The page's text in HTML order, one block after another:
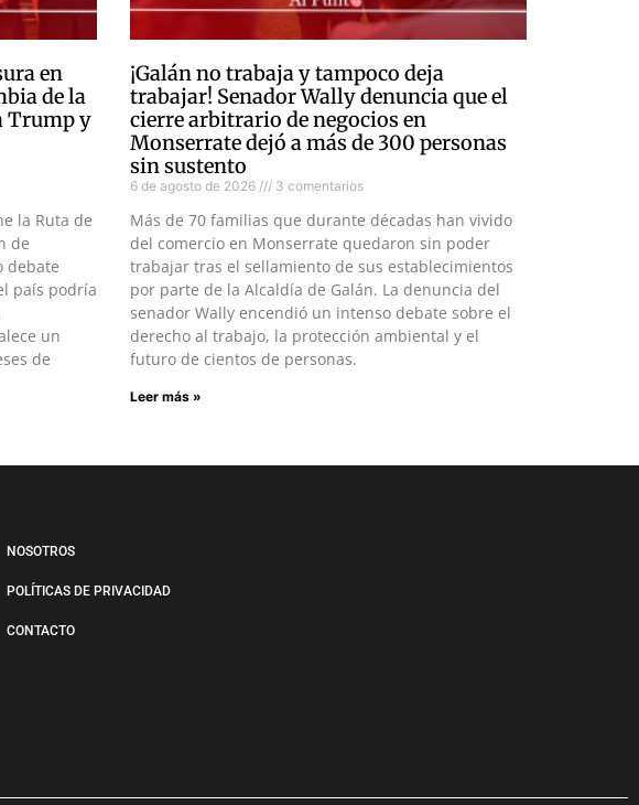
en
de la
Trump y
la Ruta de
de
debate
país podría
un
de
¡Galán no trabaja y tampoco deja
trabajar! Senador Wally denuncia que el
cierre arbitrario de negocios en
Monserrate dejó a más de 300 personas
sin sustento
6 de agosto de 2026 3 comentarios
Más de 70 familias que durante décadas han vivido
del comercio en Monserrate quedaron sin poder
trabajar tras el sellamiento de sus establecimientos
por parte de la Alcaldía de Galán. La denuncia del
senador Wally encendió un intenso debate sobre el
derecho al trabajo, la protección ambiental y el
futuro de cientos de personas.
Leer más »
NOSOTROS
POLÍTICAS DE PRIVACIDAD
CONTACTO